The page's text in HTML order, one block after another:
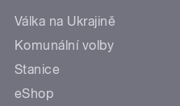
Válka na Ukrajině
Komunální volby
Stanice
eShop